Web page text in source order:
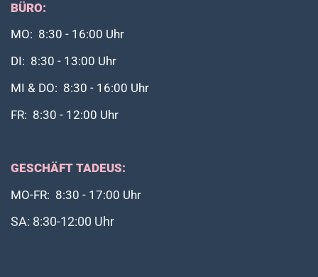
BÜRO:
MO: 8:30 - 16:00 Uhr
DI: 8:30 - 13:00 Uhr
MI & DO: 8:30 - 16:00 Uhr
FR: 8:30 - 12:00 Uhr
GESCHÄFT TADEUS:
MO-FR: 8:30 - 17:00 Uhr
SA: 8:30-12:00 Uhr